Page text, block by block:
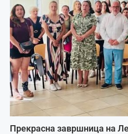
Прекрасна завршница на